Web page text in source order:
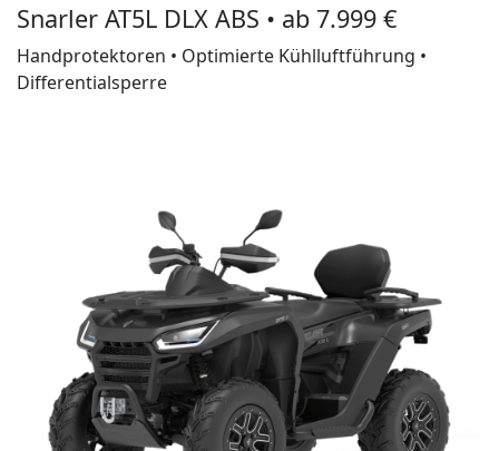
Snarler AT5L DLX ABS • ab 7.999 €
Handprotektoren • Optimierte Kühlluftführung •
Differentialsperre